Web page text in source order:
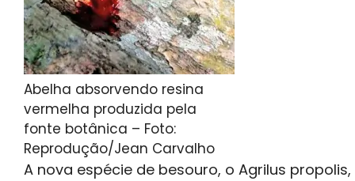
Abelha absorvendo resina
vermelha produzida pela
fonte botânica – Foto:
Reprodução/Jean Carvalho
A nova espécie de besouro, o Agrilus